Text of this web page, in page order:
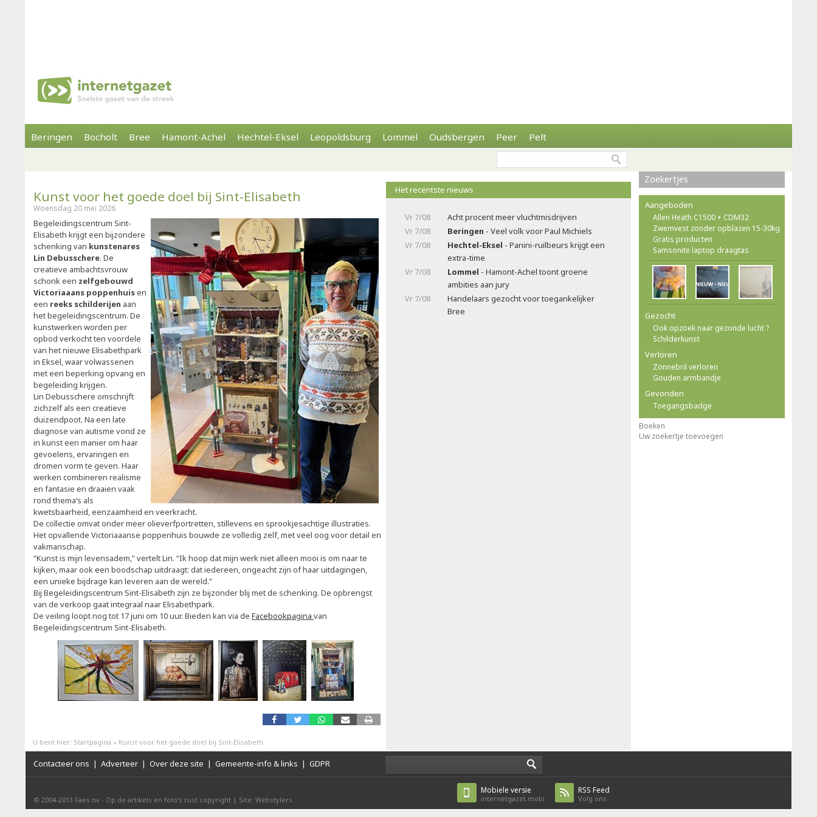
Beringen Bocholt Bree Hamont-Achel Hechtel-Eksel Leopoldsburg Lommel Oudsbergen Peer Pelt
Kunst voor het goede doel bij Sint-Elisabeth
Woensdag 20 mei 2026
Begeleidingscentrum Sint-
Elisabeth krijgt een bijzondere
schenking van kunstenares
Lin Debusschere. De
creatieve ambachtsvrouw
schonk een zelfgebouwd
Victoriaaans poppenhuisen
een reeks schilderijen aan
het begeleidingscentrum. De
kunstwerken worden per
opbod verkocht ten voordele
van het nieuwe Elisabethpark
in Eksel, waar volwassenen
met een beperking opvang en
begeleiding krijgen.
Lin Debusschere omschrijft
zichzelf als een creatieve
duizendpoot. Na een late
diagnose van autisme vond ze
in kunst een manier om haar
gevoelens, ervaringen en
dromen vorm te geven. Haar
werken combineren realisme
en fantasie en draaien vaak
rond thema’s als
kwetsbaarheid, eenzaamheid en veerkracht.
De collectie omvat onder meer olieverfportretten, stillevens en sprookjesachtige illustraties.
Het opvallende Victoriaaanse poppenhuis bouwde ze volledig zelf, met veel oog voor detail en
vakmanschap.
“Kunst is mijn levensadem,” vertelt Lin. “Ik hoop dat mijn werk niet alleen mooi is om naar te
kijken, maar ook een boodschap uitdraagt: dat iedereen, ongeacht zijn of haar uitdagingen,
een unieke bijdrage kan leveren aan de wereld.”
Bij Begeleidingscentrum Sint-Elisabeth zijn ze bijzonder blij met de schenking. De opbrengst
van de verkoop gaat integraal naar Elisabethpark.
De veiling loopt nog tot 17 juni om 10 uur. Bieden kan via de Facebookpagina van
Begeleidingscentrum Sint-Elisabeth.
Het recentste nieuws
Vr 7/08
Acht procent meer vluchtmisdrijven
Vr 7/08
Beringen - Veel volk voor Paul Michiels
Vr 7/08
Hechtel-Eksel - Panini-ruilbeurs krijgt een
extra-time
Vr 7/08
Lommel - Hamont-Achel toont groene
ambities aan jury
Vr 7/08
Handelaars gezocht voor toegankelijker
Bree
Zoekertjes
Aangeboden
Allen Heath C1500 + CDM32
Zwemvest zonder opblazen 15-30kg
Gratis producten
Samsonite laptop draagtas
Gezocht
Ook opzoek naar gezonde lucht ?
Schilderkunst
Verloren
Zonnebril verloren
Gouden armbandje
Gevonden
Toegangsbadge
Boeken
Uw zoekertje toevoegen
U bent hier: Startpagina » Kunst voor het goede doel bij Sint-Elisabeth
Contacteer ons | Adverteer | Over deze site | Gemeente-info & links | GDPR
© 2004-2013 Faes nv - Op de artikels en foto’s rust copyright | Site: Webstylers
RSS Feed
Volg ons
Mobiele versie
internetgazet.mobi